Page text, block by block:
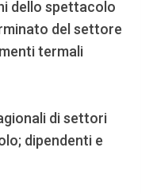
dello spettacolo
del settore
termali
di settori
dipendenti e